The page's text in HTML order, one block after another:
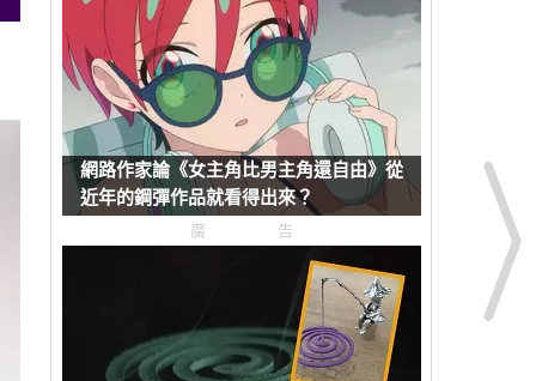
網路作家論《女主角比男主角還自由》從
近年的鋼彈作品就看得出來？
廣告